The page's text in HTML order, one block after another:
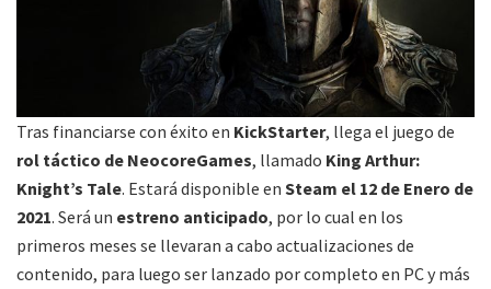
Tras financiarse con éxito en KickStarter, llega el juego de
rol táctico de NeocoreGames, llamado King Arthur:
Knight’s Tale. Estará disponible en Steam el 12 de Enero de
2021. Será un estreno anticipado, por lo cual en los
primeros meses se llevaran a cabo actualizaciones de
contenido, para luego ser lanzado por completo en PC y más